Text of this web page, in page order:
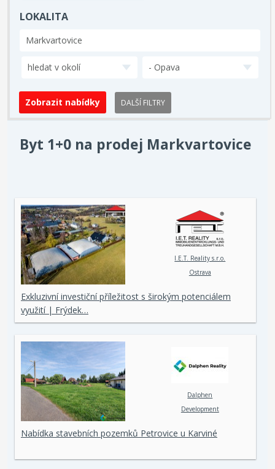
LOKALITA
hledat v okolí - Opava
DALŠÍ FILTRY
Byt 1+0 na prodej Markvartovice
I.E.T. Reality s.r.o.
Ostrava
Exkluzivní investiční příležitost s širokým potenciálem
využití | Frýdek…
Dalphen
Development
Nabídka stavebních pozemků Petrovice u Karviné